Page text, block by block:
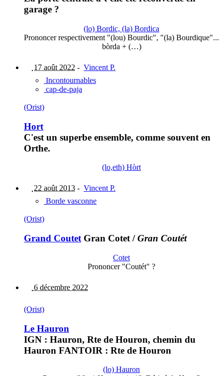
garage ?
(lo) Bordic, (la) Bordica
Prononcer respectivement "(lou) Bourdic", "(la) Bourdique"...
bòrda + (…)
17 août 2022 - Vincent P.
Incontournables
cap-de-paja
(Orist)
Hort
C'est un superbe ensemble, comme souvent en
Orthe.
(lo,eth) Hòrt
22 août 2013 - Vincent P.
Borde vasconne
(Orist)
Grand Coutet Gran Cotet /Gran Coutét
Cotet
Prononcer "Coutét" ?
6 décembre 2022
(Orist)
Le Hauron
IGN : Hauron, Rte de Houron, chemin du
Hauron FANTOIR : Rte de Houron
(lo) Hauron